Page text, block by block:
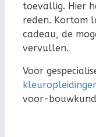
toevallig. Hier
reden. Kortom
cadeau, de
vervullen.
Voor
voor-